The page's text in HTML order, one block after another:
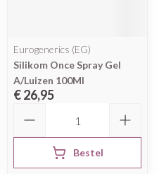
Eurogenerics (EG)
Silikom Once Spray Gel
A/Luizen 100Ml
€ 26,95
Bestel